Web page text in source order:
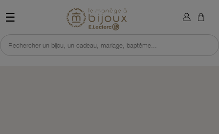
☰ Retour à l'accueil du site
Rechercher un bijou, un cadeau, mariage, baptême...
×